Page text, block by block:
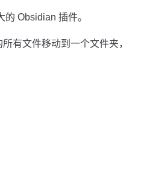
Obsidian 插件。
有文件移动到一个文件夹，